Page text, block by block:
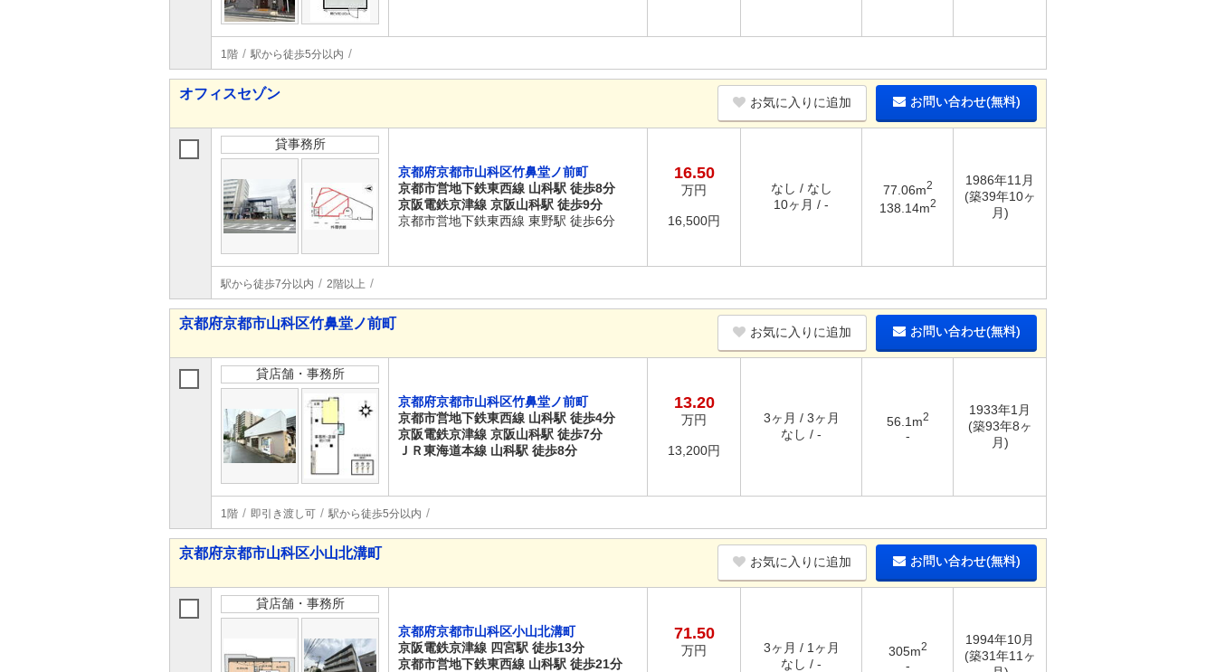
1階 駅から徒歩5分以内
オフィスセゾン
お気に入りに追加 お問い合わせ(無料)
貸事務所
京都府京都市山科区竹鼻堂ノ前町
京都市営地下鉄東西線 山科駅 徒歩8分
京阪電鉄京津線 京阪山科駅 徒歩9分
京都市営地下鉄東西線 東野駅 徒歩6分
16.50
万円
16,500円
なし / なし
10ヶ月 / -
77.06m2
138.14m2
1986年11月
(築39年10ヶ
月)
駅から徒歩7分以内 2階以上
京都府京都市山科区竹鼻堂ノ前町
お気に入りに追加 お問い合わせ(無料)
貸店舗・事務所
京都府京都市山科区竹鼻堂ノ前町
京都市営地下鉄東西線 山科駅 徒歩4分
京阪電鉄京津線 京阪山科駅 徒歩7分
ＪＲ東海道本線 山科駅 徒歩8分
13.20
万円
13,200円
3ヶ月 / 3ヶ月
なし / -
56.1m2
-
1933年1月
(築93年8ヶ
月)
1階 即引き渡し可 駅から徒歩5分以内
京都府京都市山科区小山北溝町
お気に入りに追加 お問い合わせ(無料)
貸店舗・事務所
京都府京都市山科区小山北溝町
京阪電鉄京津線 四宮駅 徒歩13分
京都市営地下鉄東西線 山科駅 徒歩21分
71.50
万円
3ヶ月 / 1ヶ月
なし / -
305m2
-
1994年10月
(築31年11ヶ